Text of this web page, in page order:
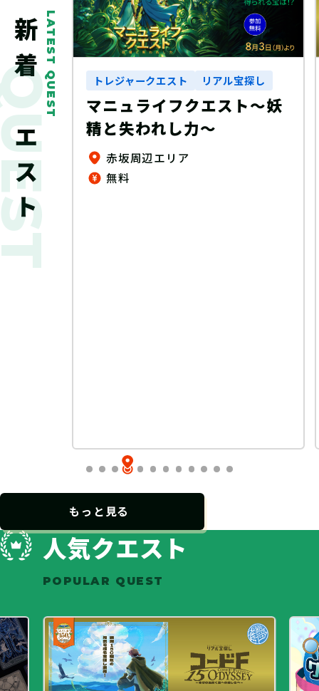
LATEST QUEST
新着クエスト
し
謎
ゆめタウン、ゆめマート、ゆめテラス、 ゆめシティ、ゆめモール店内（一部店舗除く）
トレジャークエスト リアル宝探し
マニュライフクエスト～妖
精と失われし力～
赤坂周辺エリア
無料
もっと見る
人気クエスト
POPULAR QUEST